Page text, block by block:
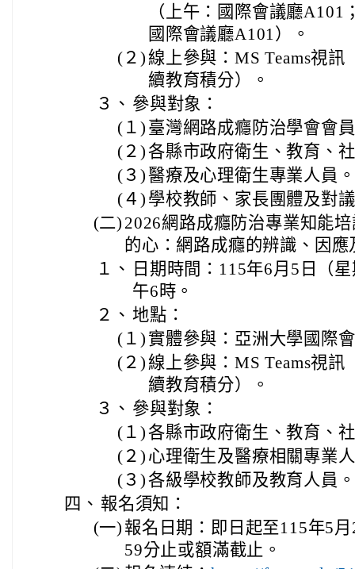
（上午：國際會議廳
國際會議廳A101）。
(２)線上參與：MS Teams視
續教育積分）。
３、 參與對象：
(１) 臺灣網路成癮防治學會會
(２)各縣市政府衛生、教育、
(３)醫療及心理衛生專業人員。
(４) 學校教師、家長團體及對
(二) 2026網路成癮防治專業知能
的心：網路成癮的辨識、因應
１、
日期時間：115年6月5日（
午6時。
２、 地點：
(１) 實體參與：亞洲大學國際
(２)線上參與：MS Teams視
續教育積分）。
３、 參與對象：
(１)各縣市政府衛生、教育、
(２) 心理衛生及醫療相關專業
(３)各級學校教師及教育人員。
四、 報名須知：
(一) 報名日期：即日起至115年5
59分止或額滿截止。